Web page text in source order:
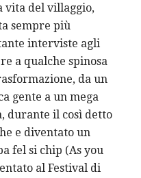
vita del villaggio,
sempre più
interviste agli
a qualche spinosa
da un
gente a un mega
durante il così detto
e diventato un
fel si chip (As you
al Festival di